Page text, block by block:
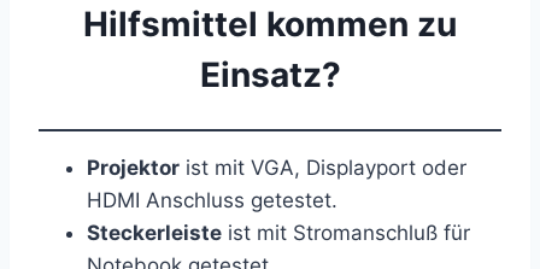
Hilfsmittel kommen zu
Einsatz?
Projektor ist mit VGA, Displayport oder
HDMI Anschluss getestet.
Steckerleiste ist mit Stromanschluß für